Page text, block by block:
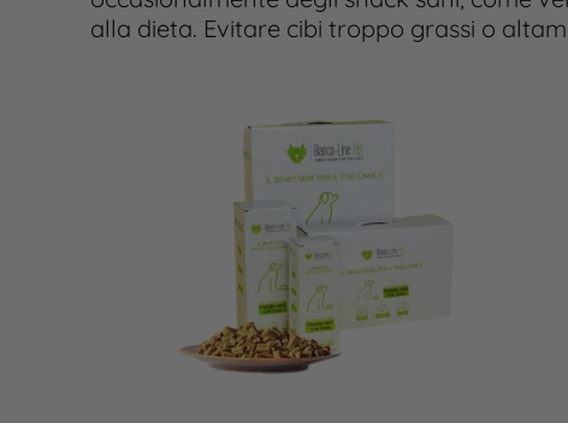
alla dieta. Evitare cibi troppo grassi o